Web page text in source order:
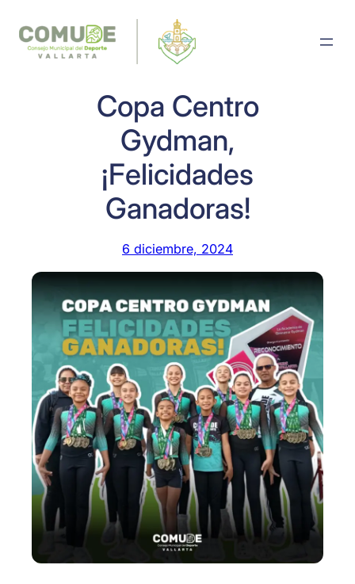
contenido
Copa Centro
Gydman,
¡Felicidades
Ganadoras!
6 diciembre, 2024